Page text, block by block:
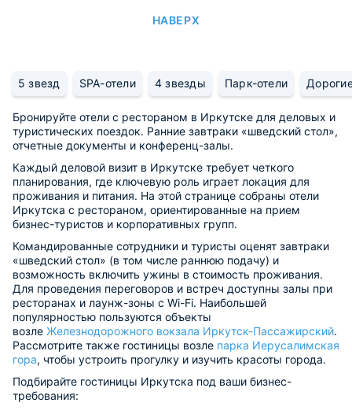
НАВЕРХ
5 звезд SPA-отели 4 звезды Парк-отели
Бронируйте отели с рестораном в Иркутске для деловых и
туристических поездок. Ранние завтраки «шведский стол»,
отчетные документы и конференц-залы.
Каждый деловой визит в Иркутске требует четкого
планирования, где ключевую роль играет локация для
проживания и питания. На этой странице собраны отели
Иркутска с рестораном, ориентированные на прием
бизнес-туристов и корпоративных групп.
Командированные сотрудники и туристы оценят завтраки
«шведский стол» (в том числе раннюю подачу) и
возможность включить ужины в стоимость проживания.
Для проведения переговоров и встреч доступны залы при
ресторанах и лаунж-зоны с Wi-Fi. Наибольшей
популярностью пользуются объекты
возле Железнодорожного вокзала Иркутск-Пассажирский.
Рассмотрите также гостиницы возле парка Иерусалимская
гора, чтобы устроить прогулку и изучить красоты города.
Подбирайте гостиницы Иркутска под ваши бизнес-
требования: